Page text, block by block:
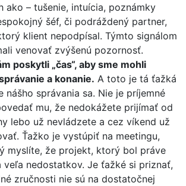
ako – tušenie, intuícia, poznámky
šéf, či podráždený partner,
klient nepodpísal. Týmto signálom
venovať zvýšenú pozornosť.
poskytli „čas“, aby sme mohli
a konanie. A toto je tá ťažká
nášho správania sa. Nie je príjemné
mu, že nedokážete prijímať od
lebo už nevládzete a cez víkend už
Ťažko je vystúpiť na meetingu,
myslíte, že projekt, ktorý bol práve
veľa nedostatkov. Je ťažké si priznať,
zručnosti nie sú na dostatočnej